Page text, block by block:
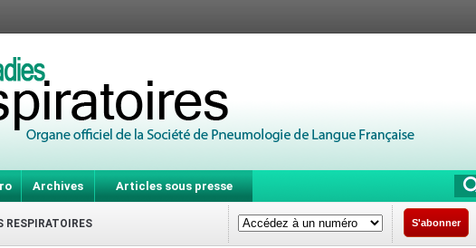
Archives Articles sous presse
RESPIRATOIRES S'abonner